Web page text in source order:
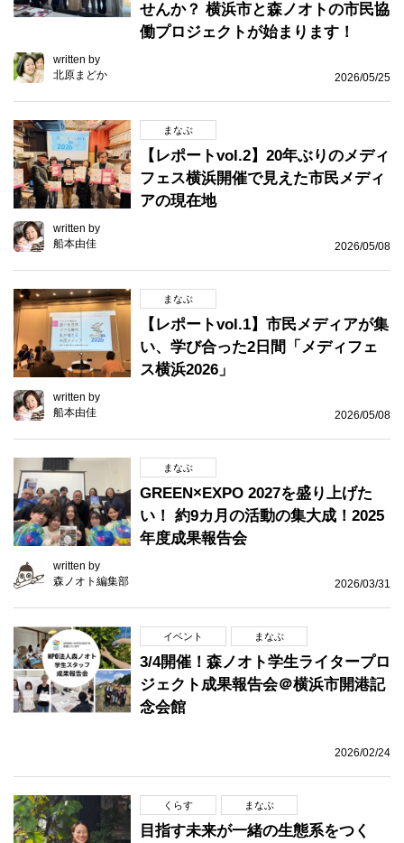
せんか？ 横浜市と森ノオトの市民協
働プロジェクトが始まります！
written by
北原まどか
2026/05/25
まなぶ
【レポートvol.2】20年ぶりのメディ
フェス横浜開催で見えた市民メディ
アの現在地
written by
船本由佳
2026/05/08
まなぶ
【レポートvol.1】市民メディアが集
い、学び合った2日間「メディフェ
ス横浜2026」
written by
船本由佳
2026/05/08
まなぶ
GREEN×EXPO 2027を盛り上げた
い！ 約9カ月の活動の集大成！2025
年度成果報告会
written by
森ノオト編集部
2026/03/31
イベント まなぶ
3/4開催！森ノオト学生ライタープロ
ジェクト成果報告会＠横浜市開港記
念会館
2026/02/24
くらす まなぶ
目指す未来が一緒の生態系をつく